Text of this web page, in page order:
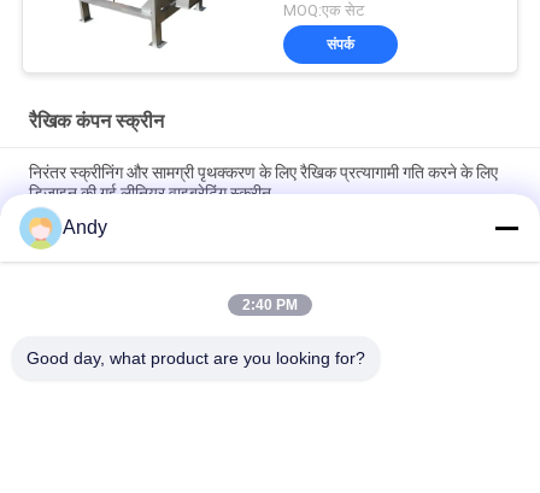
MOQ:एक सेट
संपर्क
रैखिक कंपन स्क्रीन
निरंतर स्क्रीनिंग और सामग्री पृथक्करण के लिए रैखिक प्रत्यागामी गति करने के लिए
डिज़ाइन की गई लीनियर वाइब्रेटिंग स्क्रीन
रैखिक कंपन स्क्रीन स्थिर और संचालन प्रदर्शन के साथ निरंतर स्क्रीनिंग और
सामग्री स्तरीकरण प्रदान करता है
खाद्य रसायन और निर्माण सामग्री में अनुप्रयोगों के लिए स्क्रीनिंग और सामग्री
Andy
2:40 PM
Good day, what product are you looking for?